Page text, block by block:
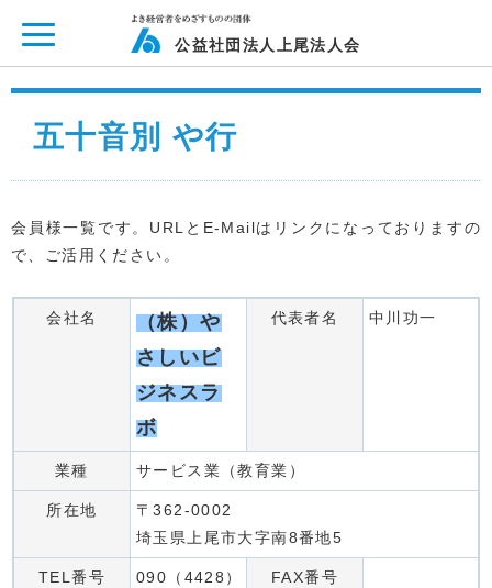
公益社団法人上尾法人会
五十音別 や行
会員様一覧です。URLとE-Mailはリンクになっておりますの
で、ご活用ください。
会社名
（株）や
さしいビ
ジネスラ
ボ
代表者名 中川功一
業種 サービス業（教育業）
所在地
〒362-0002
埼玉県上尾市大字南8番地5
TEL番号
090（4428）
FAX番号